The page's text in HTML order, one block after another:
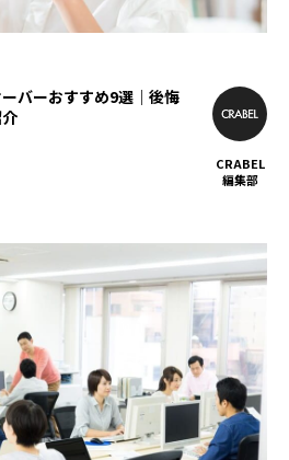
バーおすすめ9選｜後悔
CRABEL
編集部
ゴルフ
パーソナルトレーニング
カップル
ペア ビヨンドジム
ペア割